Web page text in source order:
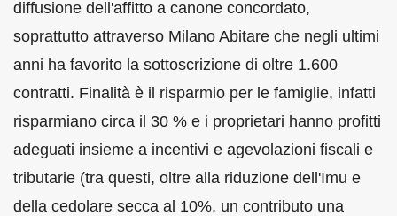
diffusione dell'affitto a canone concordato,
soprattutto attraverso Milano Abitare che negli ultimi
anni ha favorito la sottoscrizione di oltre 1.600
contratti. Finalità è il risparmio per le famiglie, infatti
risparmiano circa il 30 % e i proprietari hanno profitti
adeguati insieme a incentivi e agevolazioni fiscali e
tributarie (tra questi, oltre alla riduzione dell'Imu e
della cedolare secca al 10%, un contributo una